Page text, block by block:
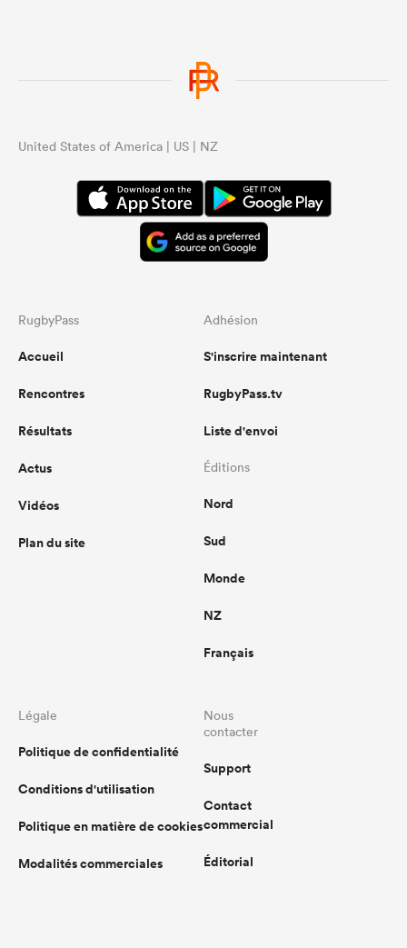
United States of America | US | NZ
RugbyPass
Accueil
Rencontres
Résultats
Actus
Vidéos
Plan du site
Adhésion
S'inscrire maintenant
RugbyPass.tv
Liste d'envoi
Éditions
Nord
Sud
Monde
NZ
Français
Légale
Politique de confidentialité
Conditions d'utilisation
Politique en matière de cookies
Modalités commerciales
Nous
contacter
Support
Contact
commercial
Éditorial